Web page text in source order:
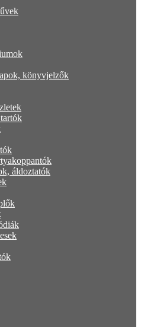
könyvjelzők
áldoztatók